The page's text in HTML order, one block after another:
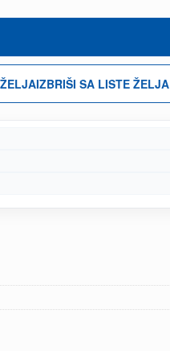
IZBRIŠI SA LISTE ŽELJA